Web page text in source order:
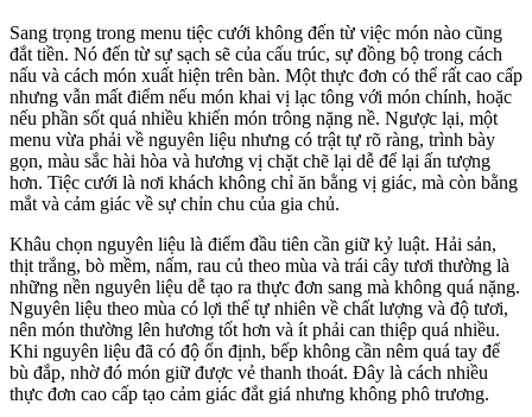
Sang trọng trong menu tiệc cưới không đến từ việc món nào cũng
đắt tiền. Nó đến từ sự sạch sẽ của cấu trúc, sự đồng bộ trong cách
nấu và cách món xuất hiện trên bàn. Một thực đơn có thể rất cao cấp
nhưng vẫn mất điểm nếu món khai vị lạc tông với món chính, hoặc
nếu phần sốt quá nhiều khiến món trông nặng nề. Ngược lại, một
menu vừa phải về nguyên liệu nhưng có trật tự rõ ràng, trình bày
gọn, màu sắc hài hòa và hương vị chặt chẽ lại dễ để lại ấn tượng
hơn. Tiệc cưới là nơi khách không chỉ ăn bằng vị giác, mà còn bằng
mắt và cảm giác về sự chỉn chu của gia chủ.
Khâu chọn nguyên liệu là điểm đầu tiên cần giữ kỷ luật. Hải sản,
thịt trắng, bò mềm, nấm, rau củ theo mùa và trái cây tươi thường là
những nền nguyên liệu dễ tạo ra thực đơn sang mà không quá nặng.
Nguyên liệu theo mùa có lợi thế tự nhiên về chất lượng và độ tươi,
nên món thường lên hương tốt hơn và ít phải can thiệp quá nhiều.
Khi nguyên liệu đã có độ ổn định, bếp không cần nêm quá tay để
bù đắp, nhờ đó món giữ được vẻ thanh thoát. Đây là cách nhiều
thực đơn cao cấp tạo cảm giác đắt giá nhưng không phô trương.